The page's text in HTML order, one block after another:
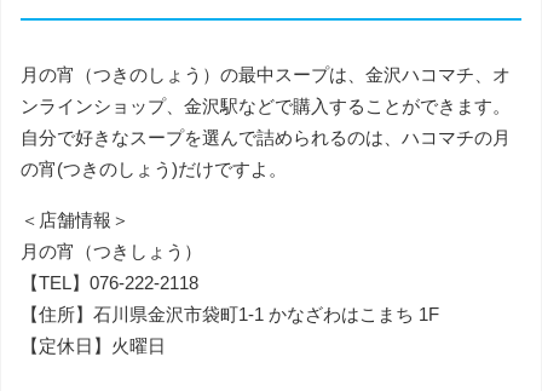
月の宵（つきのしょう）の最中スープは、 金沢ハコマチ
オ
ンラインショップ、金沢駅などで購入することができます。
自分で好きなスープを選んで詰められるのは、ハコマチの月
の宵(つきのしょう)だけですよ。
＜店舗情報＞
月の宵（つきしょう）
【TEL】076-222-2118
【住所】石川県金沢市袋町1-1 かなざわはこまち 1F
【定休日】火曜日